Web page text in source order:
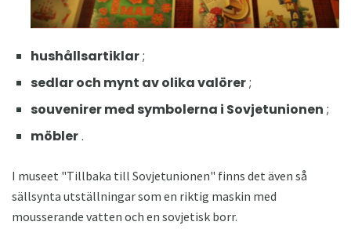
hushållsartiklar;
sedlar och mynt av olika valörer;
souvenirer med symbolerna i Sovjetunionen ;
möbler.
I museet "Tillbaka till Sovjetunionen" finns det även så
sällsynta utställningar som en riktig maskin med
mousserande vatten och en sovjetisk borr.